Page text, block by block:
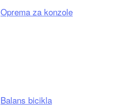
Oprema za konzole
Balans bicikla